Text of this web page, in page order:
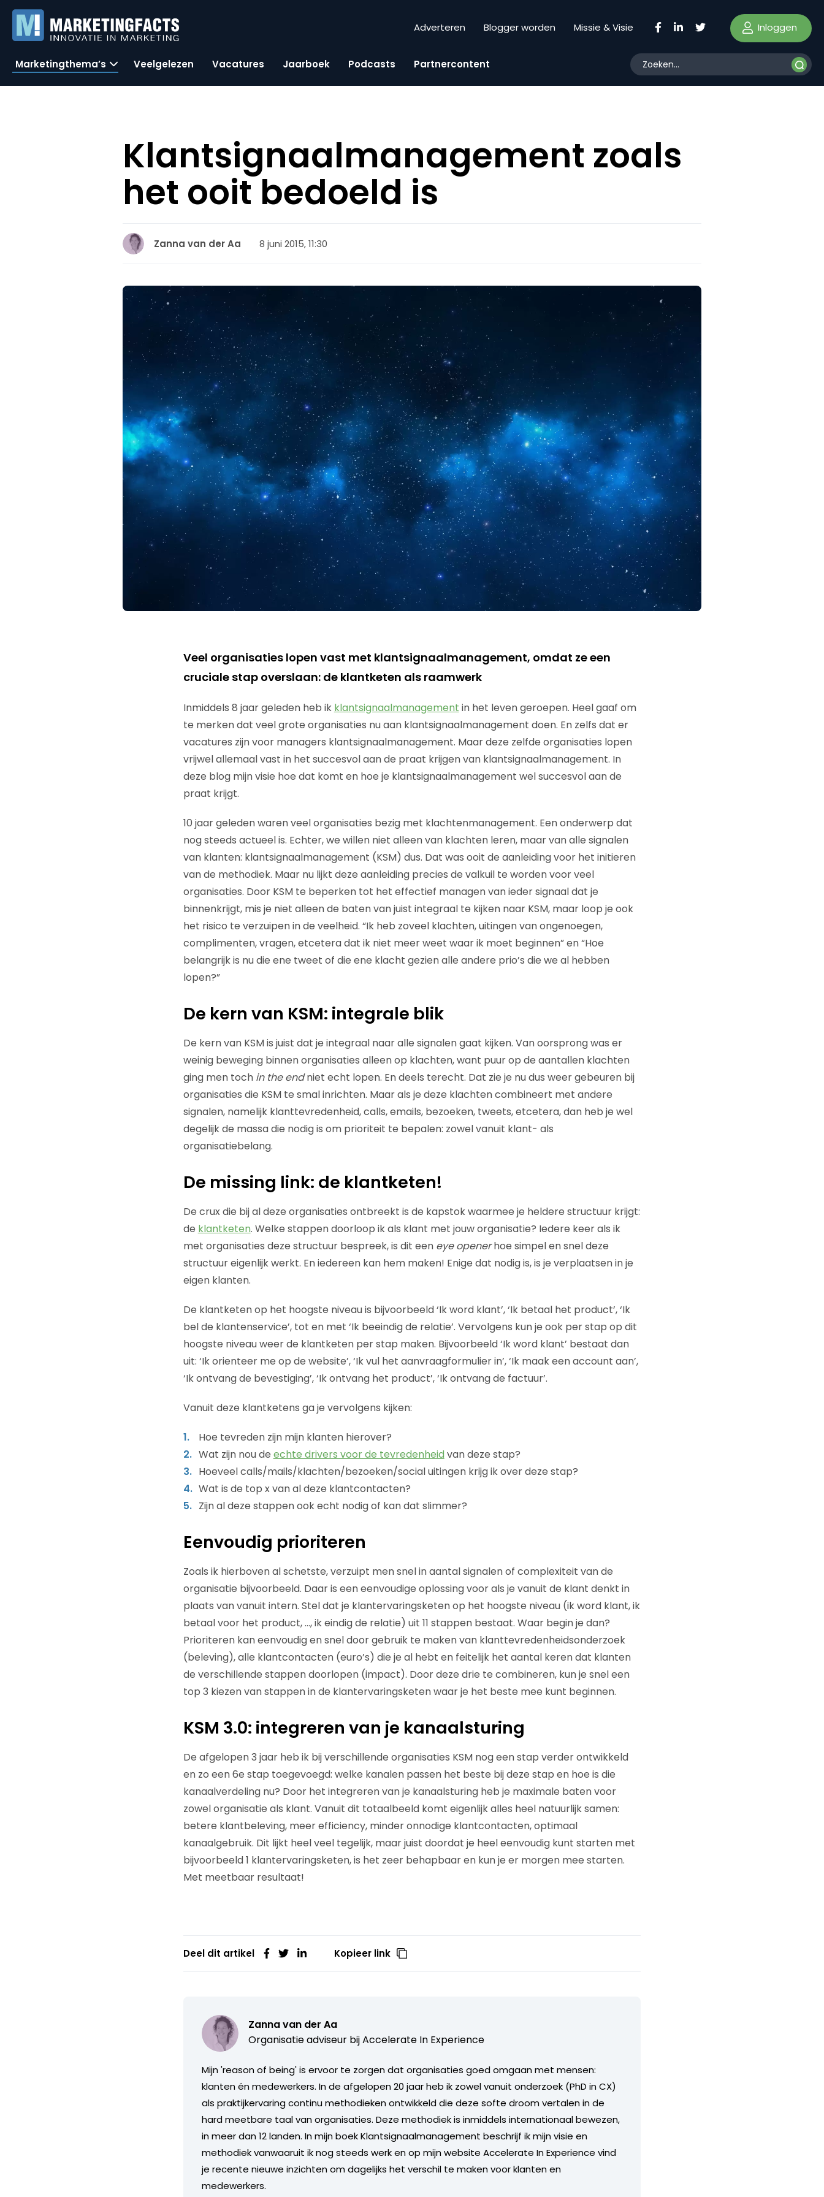
Adverteren Blogger worden Missie & Visie Inloggen
Marketingthema’s Veelgelezen Vacatures Jaarboek Podcasts Partnercontent
Klantsignaalmanagement zoals
het ooit bedoeld is
Zanna van der Aa 8 juni 2015, 11:30
Veel organisaties lopen vast met klantsignaalmanagement, omdat ze een
cruciale stap overslaan: de klantketen als raamwerk
Inmiddels 8 jaar geleden heb ik klantsignaalmanagement in het leven geroepen. Heel gaaf om
te merken dat veel grote organisaties nu aan klantsignaalmanagement doen. En zelfs dat er
vacatures zijn voor managers klantsignaalmanagement. Maar deze zelfde organisaties lopen
vrijwel allemaal vast in het succesvol aan de praat krijgen van klantsignaalmanagement. In
deze blog mijn visie hoe dat komt en hoe je klantsignaalmanagement wel succesvol aan de
praat krijgt.
10 jaar geleden waren veel organisaties bezig met klachtenmanagement. Een onderwerp dat
nog steeds actueel is. Echter, we willen niet alleen van klachten leren, maar van alle signalen
van klanten: klantsignaalmanagement (KSM) dus. Dat was ooit de aanleiding voor het initieren
van de methodiek. Maar nu lijkt deze aanleiding precies de valkuil te worden voor veel
organisaties. Door KSM te beperken tot het effectief managen van ieder signaal dat je
binnenkrijgt, mis je niet alleen de baten van juist integraal te kijken naar KSM, maar loop je ook
het risico te verzuipen in de veelheid. “Ik heb zoveel klachten, uitingen van ongenoegen,
complimenten, vragen, etcetera dat ik niet meer weet waar ik moet beginnen” en “Hoe
belangrijk is nu die ene tweet of die ene klacht gezien alle andere prio’s die we al hebben
lopen?”
De kern van KSM: integrale blik
De kern van KSM is juist dat je integraal naar alle signalen gaat kijken. Van oorsprong was er
weinig beweging binnen organisaties alleen op klachten, want puur op de aantallen klachten
ging men toch in the endniet echt lopen. En deels terecht. Dat zie je nu dus weer gebeuren bij
organisaties die KSM te smal inrichten. Maar als je deze klachten combineert met andere
signalen, namelijk klanttevredenheid, calls, emails, bezoeken, tweets, etcetera, dan heb je wel
degelijk de massa die nodig is om prioriteit te bepalen: zowel vanuit klant- als
organisatiebelang.
De missing link: de klantketen!
De crux die bij al deze organisaties ontbreekt is de kapstok waarmee je heldere structuur krijgt:
de klantketen. Welke stappen doorloop ik als klant met jouw organisatie? Iedere keer als ik
met organisaties deze structuur bespreek, is dit een eye openerhoe simpel en snel deze
structuur eigenlijk werkt. En iedereen kan hem maken! Enige dat nodig is, is je verplaatsen in je
eigen klanten.
De klantketen op het hoogste niveau is bijvoorbeeld ‘Ik word klant’, ‘Ik betaal het product’, ‘Ik
bel de klantenservice’, tot en met ‘Ik beeindig de relatie’. Vervolgens kun je ook per stap op dit
hoogste niveau weer de klantketen per stap maken. Bijvoorbeeld ‘Ik word klant’ bestaat dan
uit: ‘Ik orienteer me op de website’, ‘Ik vul het aanvraagformulier in’, ‘Ik maak een account aan’,
‘Ik ontvang de bevestiging’, ‘Ik ontvang het product’, ‘Ik ontvang de factuur’.
Vanuit deze klantketens ga je vervolgens kijken:
Hoe tevreden zijn mijn klanten hierover?
Wat zijn nou de echte drivers voor de tevredenheid van deze stap?
Hoeveel calls/mails/klachten/bezoeken/social uitingen krijg ik over deze stap?
Wat is de top x van al deze klantcontacten?
Zijn al deze stappen ook echt nodig of kan dat slimmer?
Eenvoudig prioriteren
Zoals ik hierboven al schetste, verzuipt men snel in aantal signalen of complexiteit van de
organisatie bijvoorbeeld. Daar is een eenvoudige oplossing voor als je vanuit de klant denkt in
plaats van vanuit intern. Stel dat je klantervaringsketen op het hoogste niveau (ik word klant, ik
betaal voor het product, …, ik eindig de relatie) uit 11 stappen bestaat. Waar begin je dan?
Prioriteren kan eenvoudig en snel door gebruik te maken van klanttevredenheidsonderzoek
(beleving), alle klantcontacten (euro’s) die je al hebt en feitelijk het aantal keren dat klanten
de verschillende stappen doorlopen (impact). Door deze drie te combineren, kun je snel een
top 3 kiezen van stappen in de klantervaringsketen waar je het beste mee kunt beginnen.
KSM 3.0: integreren van je kanaalsturing
De afgelopen 3 jaar heb ik bij verschillende organisaties KSM nog een stap verder ontwikkeld
en zo een 6e stap toegevoegd: welke kanalen passen het beste bij deze stap en hoe is die
kanaalverdeling nu? Door het integreren van je kanaalsturing heb je maximale baten voor
zowel organisatie als klant. Vanuit dit totaalbeeld komt eigenlijk alles heel natuurlijk samen:
betere klantbeleving, meer efficiency, minder onnodige klantcontacten, optimaal
kanaalgebruik. Dit lijkt heel veel tegelijk, maar juist doordat je heel eenvoudig kunt starten met
bijvoorbeeld 1 klantervaringsketen, is het zeer behapbaar en kun je er morgen mee starten.
Met meetbaar resultaat!
Deel dit artikel Kopieer link
Zanna van der Aa
Organisatie adviseur bijAccelerate In Experience
Mijn 'reason of being' is ervoor te zorgen dat organisaties goed omgaan met mensen:
klanten én medewerkers. In de afgelopen 20 jaar heb ik zowel vanuit onderzoek (PhD in CX)
als praktijkervaring continu methodieken ontwikkeld die deze softe droom vertalen in de
hard meetbare taal van organisaties. Deze methodiek is inmiddels internationaal bewezen,
in meer dan 12 landen. In mijn boek Klantsignaalmanagement beschrijf ik mijn visie en
methodiek vanwaaruit ik nog steeds werk en op mijn website Accelerate In Experience vind
je recente nieuwe inzichten om dagelijks het verschil te maken voor klanten en
medewerkers.